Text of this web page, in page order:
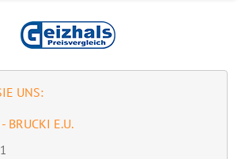
UNS:
BRUCKI E.U.